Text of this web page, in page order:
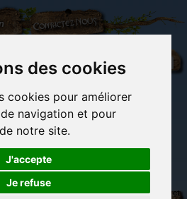
des cookies
cookies pour améliorer
navigation et pour
notre site.
J'accepte
Je refuse
Contactez-nous
Carterie
Activités
Objets déco et